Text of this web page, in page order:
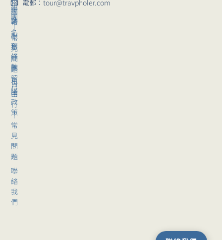
電郵：tour@travpholer.com
團
報
名
旅
行
團
留
位
組
團
｜
常
見
問
題
自
由
行
｜
常
見
問
題
聯
絡
我
們
招
聘
服
務
條
款
私
隱
政
策